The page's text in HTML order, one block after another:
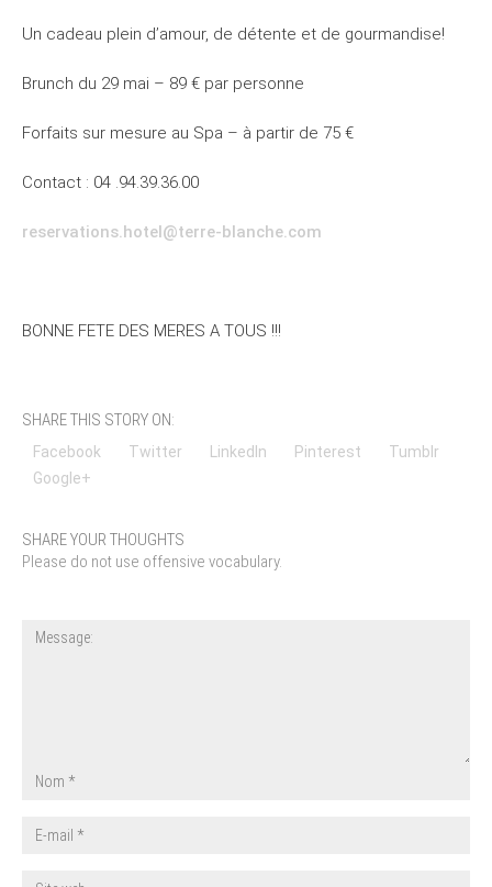
Un cadeau plein d’amour, de détente et de gourmandise!
Brunch du 29 mai – 89 € par personne
Forfaits sur mesure au Spa – à partir de 75 €
Contact : 04 .94.39.36.00
reservations.hotel@terre-blanche.com
BONNE FETE DES MERES A TOUS !!!
SHARE THIS STORY ON:
Facebook Twitter LinkedIn Pinterest
Tumblr
Google+
SHARE YOUR THOUGHTS
Please do not use offensive vocabulary.